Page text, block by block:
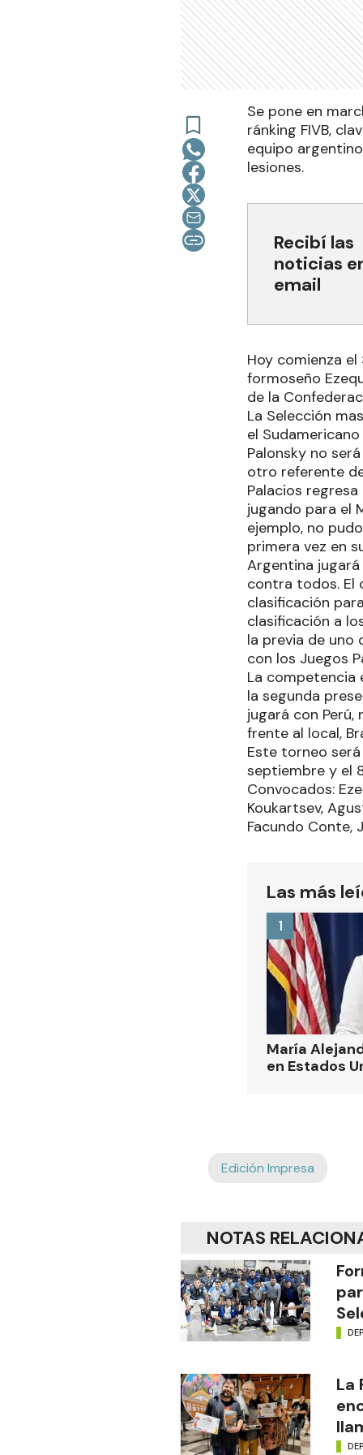
Se pone en
ránking FIVB,
equipo
lesiones.
Recibí las
noticias
email
Hoy comienza
formoseño
de la
La Selección
el
Palonsky no
otro referente
Palacios
jugando para el
ejemplo, no
primera vez en
Argentina
contra todos. El
clasificación
clasificación a
la previa de uno
con los Juegos
La competencia
la segunda
jugará con
frente al local,
Este torneo
septiembre y el
Convocados:
Koukartsev,
Facundo Conte,
Las más
María
en Estados
1
Edición Impresa
NOTAS
La